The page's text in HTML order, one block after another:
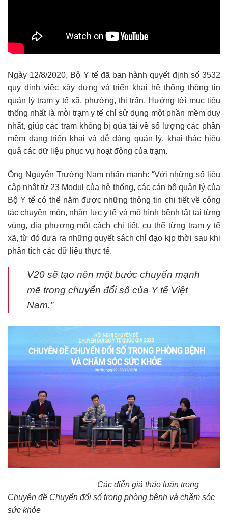
Ngày 12/8/2020, Bộ Y tế đã ban hành quyết định số 3532
quy định việc xây dựng và triển khai hệ thống thông tin
quản lý trạm y tế xã, phường, thị trấn. Hướng tới mục tiêu
thống nhất là mỗi trạm y tế chỉ sử dụng một phần mềm duy
nhất, giúp các trạm không bị qúa tải về số lượng các phần
mềm đang triển khai và dễ dàng quản lý, khai thác hiệu
quả các dữ liệu phục vụ hoạt động của trạm.
Ông Nguyễn Trường Nam nhấn mạnh: “Với những số liệu
cập nhật từ 23 Modul của hệ thống, các cán bộ quản lý của
Bộ Y tế có thể nắm được những thông tin chi tiết về công
tác chuyên môn, nhân lực y tế và mô hình bệnh tật tại từng
vùng, địa phương một cách chi tiết, cụ thể từng trạm y tế
xã, từ đó đưa ra những quyết sách chỉ đạo kịp thời sau khi
phân tích các dữ liệu thực tế.
V20 sẽ tạo nên một bước chuyển mạnh
mẽ trong chuyển đổi số của Y tế Việt
Nam.”
Các diễn giả thảo luận trong
Chuyên đề Chuyển đổi số trong phòng bệnh và chăm sóc
sức khỏe